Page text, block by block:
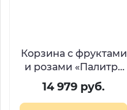
Корзина с фруктами
и розами «Палитра
радости»
14 979 руб.